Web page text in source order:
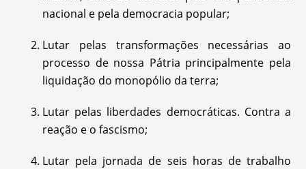
nacional e pela democracia popular;
Lutar pelas transformações necessárias ao
processo de nossa Pátria principalmente pela
liquidação do monopólio da terra;
Lutar pelas liberdades democráticas. Contra a
reação e o fascismo;
Lutar pela jornada de seis horas de trabalho